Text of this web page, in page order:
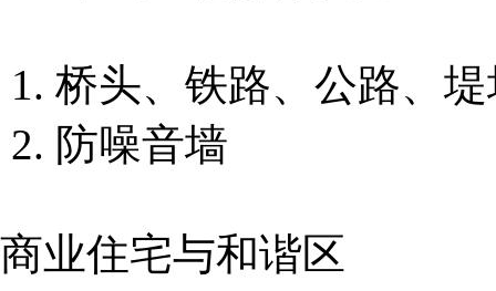
1. 桥头、铁路、公路、
2. 防噪音墙
商业住宅与和谐区